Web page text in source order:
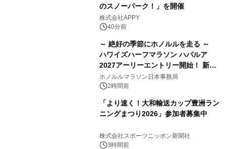
のスノーパーク！」を開催
株式会社APPY
40分前
～ 絶好の季節にホノルルを走る ～
ハワイズハーフマラソン ハパルア
2027アーリーエントリー開始！ 新カ
テゴリー「ハパルアIKI(イキ)」(約
13.4km)が登場
ホノルルマラソン日本事務局
2時間前
「より速く！大和輸送カップ豊洲ラン
ニングまつり2026」参加者募集中
株式会社スポーツニッポン新聞社
3時間前